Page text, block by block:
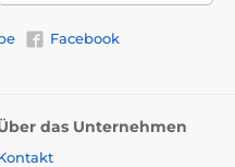
Facebook
das Unternehmen